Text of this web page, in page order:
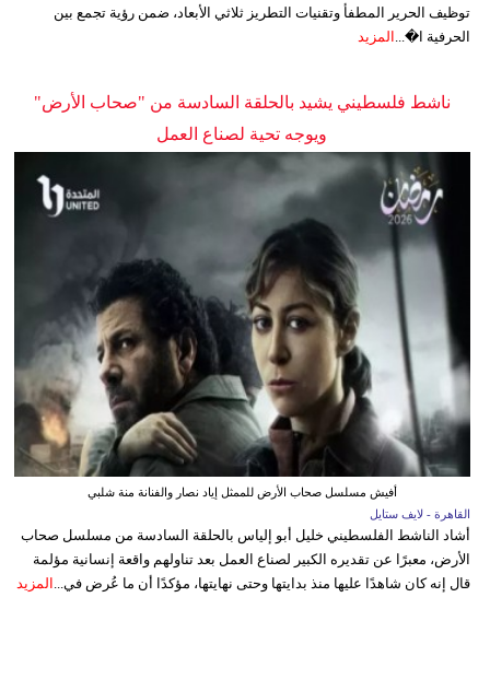
توظيف الحرير المطفأ وتقنيات التطريز ثلاثي الأبعاد، ضمن رؤية تجمع بين
الحرفية ا�... المزيد
ناشط فلسطيني يشيد بالحلقة السادسة من "صحاب الأرض"
ويوجه تحية لصناع العمل
أفيش مسلسل صحاب الأرض للممثل إياد نصار والفنانة منة شلبي
القاهرة - لايف ستايل
أشاد الناشط الفلسطيني خليل أبو إلياس بالحلقة السادسة من مسلسل صحاب
الأرض، معبرًا عن تقديره الكبير لصناع العمل بعد تناولهم واقعة إنسانية مؤلمة
قال إنه كان شاهدًا عليها منذ بدايتها وحتى نهايتها، مؤكدًا أن ما عُرض في... المزيد